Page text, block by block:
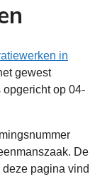
in
gewest
op 04-
De
pagina vind